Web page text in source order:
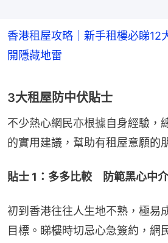
香港租屋攻略｜新手租樓必睇12
開隱藏地雷
3大租屋防中伏貼士
不少熱心網民亦根據自身經驗，
的實用建議，幫助有租屋意願的
貼士 1：多多比較　防範黑心中介
初到香港往往人生地不熟，極易
目標。睇樓時切忌心急簽約，網